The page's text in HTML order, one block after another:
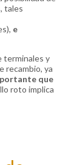
tales
e
terminales y
recambio, ya
que
roto implica